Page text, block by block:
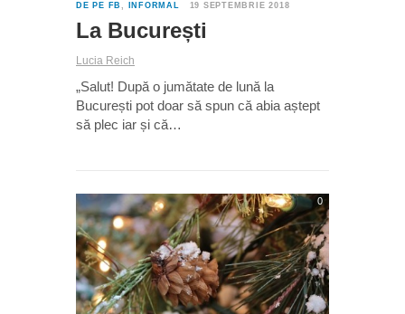
DE PE FB, INFORMAL 19 SEPTEMBRIE 2018
La București
Lucia Reich
„Salut! După o jumătate de lună la
București pot doar să spun că abia aștept
să plec iar și că…
0